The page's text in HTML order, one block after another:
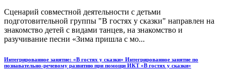
Сценарий совместной деятельности с детьми
подготовительной группы "В гостях у сказки" направлен на
знакомство детей с видами танцев, на знакомство и
разучивание песни «Зима пришла с мо...
Интегрированное занятие: «В гостях у сказки» Интегрированное занятие по
познавательно-речевому развитию при помощи ИКТ «В гостях у сказки»